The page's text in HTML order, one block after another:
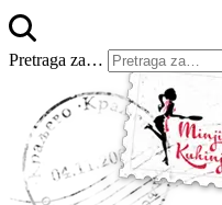
Pretraga za…